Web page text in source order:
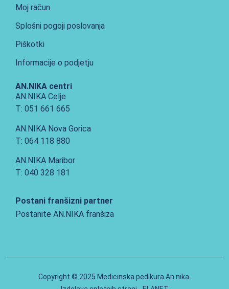
Moj račun
Splošni pogoji poslovanja
Piškotki
Informacije o podjetju
AN.NIKA centri
AN.NIKA Celje
T: 051 661 665
AN.NIKA Nova Gorica
T: 064 118 880
AN.NIKA Maribor
T: 040 328 181
Postani franšizni partner
Postanite AN.NIKA franšiza
Copyright © 2025 Medicinska pedikura An.nika.